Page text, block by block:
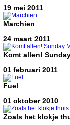
19 mei 2011
Marchien
24 maart 2011
Komt allen!
01 februari 2011
Fuel
01 oktober 2010
Zoals het klokje